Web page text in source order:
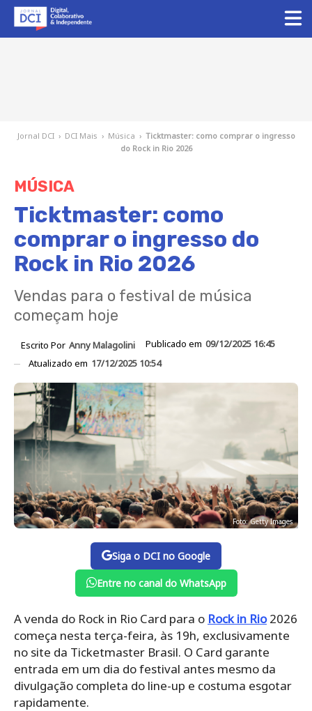
Jornal DCI › DCI Mais › Música › Ticktmaster: como comprar o ingresso
do Rock in Rio 2026
MÚSICA
Ticktmaster: como
comprar o ingresso do
Rock in Rio 2026
Vendas para o festival de música
começam hoje
Escrito Por Anny Malagolini Publicado em 09/12/2025 16:45
Atualizado em 17/12/2025 10:54
Foto: Getty Images
Siga o DCI no Google
Entre no canal do WhatsApp
A venda do Rock in Rio Card para o Rock in Rio2026
começa nesta terça-feira, às 19h, exclusivamente
no site da Ticketmaster Brasil. O Card garante
entrada em um dia do festival antes mesmo da
divulgação completa do line-up e costuma esgotar
rapidamente.